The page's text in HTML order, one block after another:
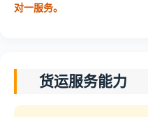
对一服务。
货运服务能力